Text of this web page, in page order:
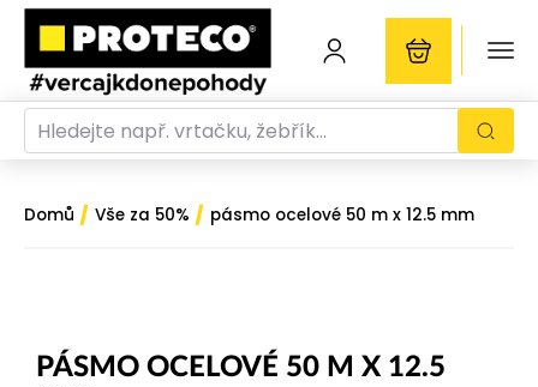
Domů / Vše za 50% / pásmo ocelové 50 m x 12.5 mm
PÁSMO OCELOVÉ 50 M X 12.5